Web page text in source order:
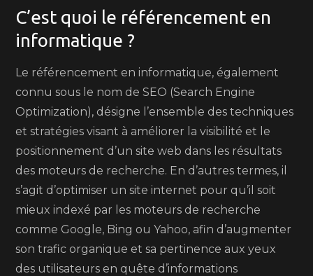
C’est quoi le référencement en
informatique ?
Le référencement en informatique, également
connu sous le nom de SEO (Search Engine
Optimization), désigne l’ensemble des techniques
et stratégies visant à améliorer la visibilité et le
positionnement d’un site web dans les résultats
des moteurs de recherche. En d’autres termes, il
s’agit d’optimiser un site internet pour qu’il soit
mieux indexé par les moteurs de recherche
comme Google, Bing ou Yahoo, afin d’augmenter
son trafic organique et sa pertinence aux yeux
des utilisateurs en quête d’informations